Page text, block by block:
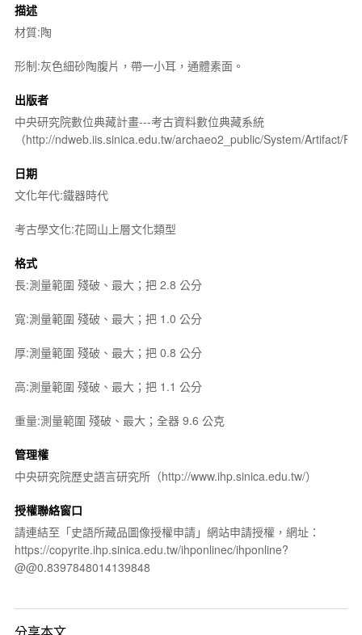
描述
材質:陶
形制:灰色細砂陶腹片，帶一小耳，通體素面。
出版者
中央研究院數位典藏計畫---考古資料數位典藏系統
（http://ndweb.iis.sinica.edu.tw/archaeo2_public/System/Artifact/
日期
文化年代:鐵器時代
考古學文化:花岡山上層文化類型
格式
長:測量範圍 殘破、最大；把 2.8 公分
寬:測量範圍 殘破、最大；把 1.0 公分
厚:測量範圍 殘破、最大；把 0.8 公分
高:測量範圍 殘破、最大；把 1.1 公分
重量:測量範圍 殘破、最大；全器 9.6 公克
管理權
中央研究院歷史語言研究所（http://www.ihp.sinica.edu.tw/）
授權聯絡窗口
請連結至「史語所藏品圖像授權申請」網站申請授權，網址：
https://copyrite.ihp.sinica.edu.tw/ihponlinec/ihponline?
@@0.8397848014139848
分享本文